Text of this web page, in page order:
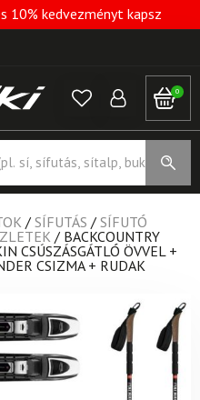
10% kedvezményt kapsz
0
/ SÍFUTÁS / SÍFUTÓ
/ BACKCOUNTRY
CSÚSZÁSGÁTLÓ ÖVVEL +
CSIZMA + RUDAK